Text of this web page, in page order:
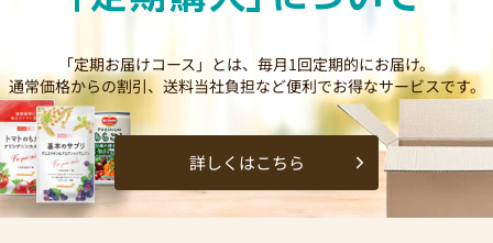
「定期お届けコース」とは、毎月1回定期的にお届け。
通常価格からの割引、送料当社負担など便利でお得なサービスです。
詳しくはこちら